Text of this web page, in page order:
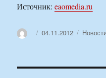
Источник:eaomedia.ru
АвторОпубликовано
04.11.2012